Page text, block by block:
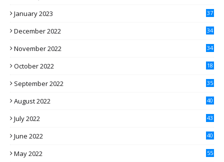
January 2023 37
December 2022 34
November 2022 34
October 2022 18
September 2022 35
August 2022 40
July 2022 43
June 2022 40
May 2022 55